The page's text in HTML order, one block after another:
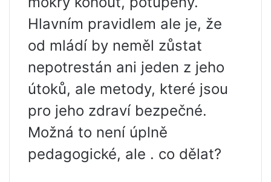
Hlavním pravidlem ale je, že
od mládí by neměl zůstat
nepotrestán ani jeden z jeho
útoků, ale metody, které jsou
pro jeho zdraví bezpečné.
Možná to není úplně
pedagogické, ale . co dělat?